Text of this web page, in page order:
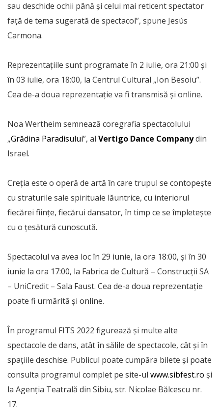
sau deschide ochii până și celui mai reticent spectator
față de tema sugerată de spectacol”, spune Jesús
Carmona.
Reprezentațiile sunt programate în 2 iulie, ora 21:00 și
în 03 iulie, ora 18:00, la Centrul Cultural „Ion Besoiu”.
Cea de-a doua reprezentație va fi transmisă și online.
Noa Wertheim semnează coregrafia spectacolului
„Grădina Paradisului”, al Vertigo Dance Companydin
Israel.
Creția este o operă de artă în care trupul se contopește
cu straturile sale spirituale lăuntrice, cu interiorul
fiecărei ființe, fiecărui dansator, în timp ce se împletește
cu o țesătură cunoscută.
Spectacolul va avea loc în 29 iunie, la ora 18:00, și în 30
iunie la ora 17:00, la Fabrica de Cultură – Construcții SA
– UniCredit – Sala Faust. Cea de-a doua reprezentație
poate fi urmărită și online.
În programul FITS 2022 figurează și multe alte
spectacole de dans, atât în sălile de spectacole, cât și în
spațiile deschise. Publicul poate cumpăra bilete și poate
consulta programul complet pe site-ul www.sibfest.ro și
la Agenția Teatrală din Sibiu, str. Nicolae Bălcescu nr.
17.